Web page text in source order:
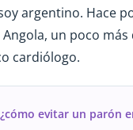
argentino. Hace
un poco más
cardiólogo.
evitar un parón